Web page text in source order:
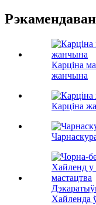
Карціна
жанчына
Карціна
Хайленда